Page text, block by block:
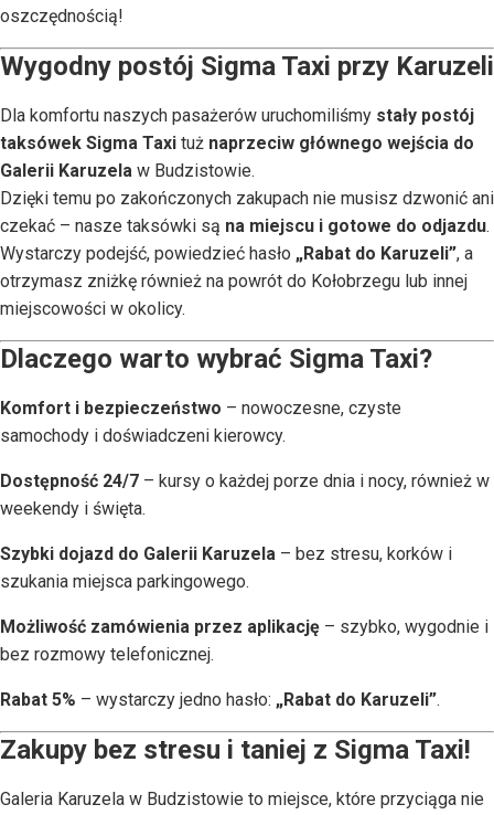
oszczędnością!
Wygodny postój Sigma Taxi przy Karuzeli
Dla komfortu naszych pasażerów uruchomiliśmy stały postój
taksówek Sigma Taxi tuż naprzeciw głównego wejścia do
Galerii Karuzela w Budzistowie.
Dzięki temu po zakończonych zakupach nie musisz dzwonić ani
czekać – nasze taksówki są na miejscu i gotowe do odjazdu.
Wystarczy podejść, powiedzieć hasło „Rabat do Karuzeli”, a
otrzymasz zniżkę również na powrót do Kołobrzegu lub innej
miejscowości w okolicy.
Dlaczego warto wybrać Sigma Taxi?
Komfort i bezpieczeństwo – nowoczesne, czyste
samochody i doświadczeni kierowcy.
Dostępność 24/7 – kursy o każdej porze dnia i nocy, również w
weekendy i święta.
Szybki dojazd do Galerii Karuzela – bez stresu, korków i
szukania miejsca parkingowego.
Możliwość zamówienia przez aplikację – szybko, wygodnie i
bez rozmowy telefonicznej.
Rabat 5% – wystarczy jedno hasło: „Rabat do Karuzeli”.
Zakupy bez stresu i taniej z Sigma Taxi!
Galeria Karuzela w Budzistowie to miejsce, które przyciąga nie